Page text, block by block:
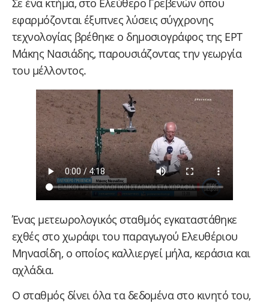
εφαρμόζονται έξυπνες λύσεις σύγχρονης
τεχνολογίας βρέθηκε ο δημοσιογράφος της ΕΡΤ
Μάκης Νασιάδης, παρουσιάζοντας την γεωργία
του μέλλοντος.
Ένας μετεωρολογικός σταθμός εγκαταστάθηκε
εχθές στο χωράφι του παραγωγού Ελευθέριου
Μηνασίδη, ο οποίος καλλιεργεί μήλα, κεράσια και
αχλάδια.
Ο σταθμός δίνει όλα τα δεδομένα στο κινητό του,